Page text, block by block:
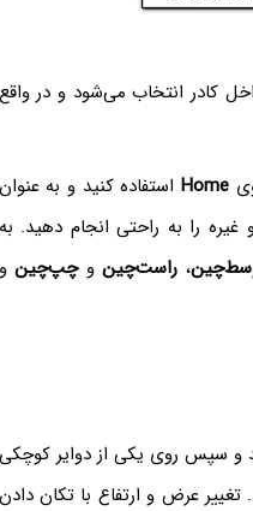
کادر انتخاب می‌شود و در واقع
Homeاستفاده کنید و به عنوان
را به راحتی انجام دهید. به
، راست‌چینوچپ‌چینو
و سپس روی یکی از دوایر کوچکی
عرض و ارتفاع با تکان دادن